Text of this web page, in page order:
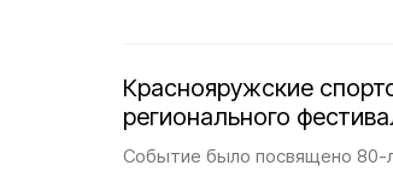
Краснояружские
регионального
Событие было посвящено 80-